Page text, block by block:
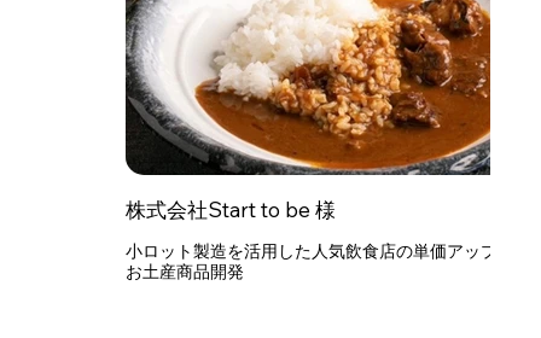
株式会社Start to be 様
小ロット製造を活用した人気飲食店の単価アップ
お土産商品開発